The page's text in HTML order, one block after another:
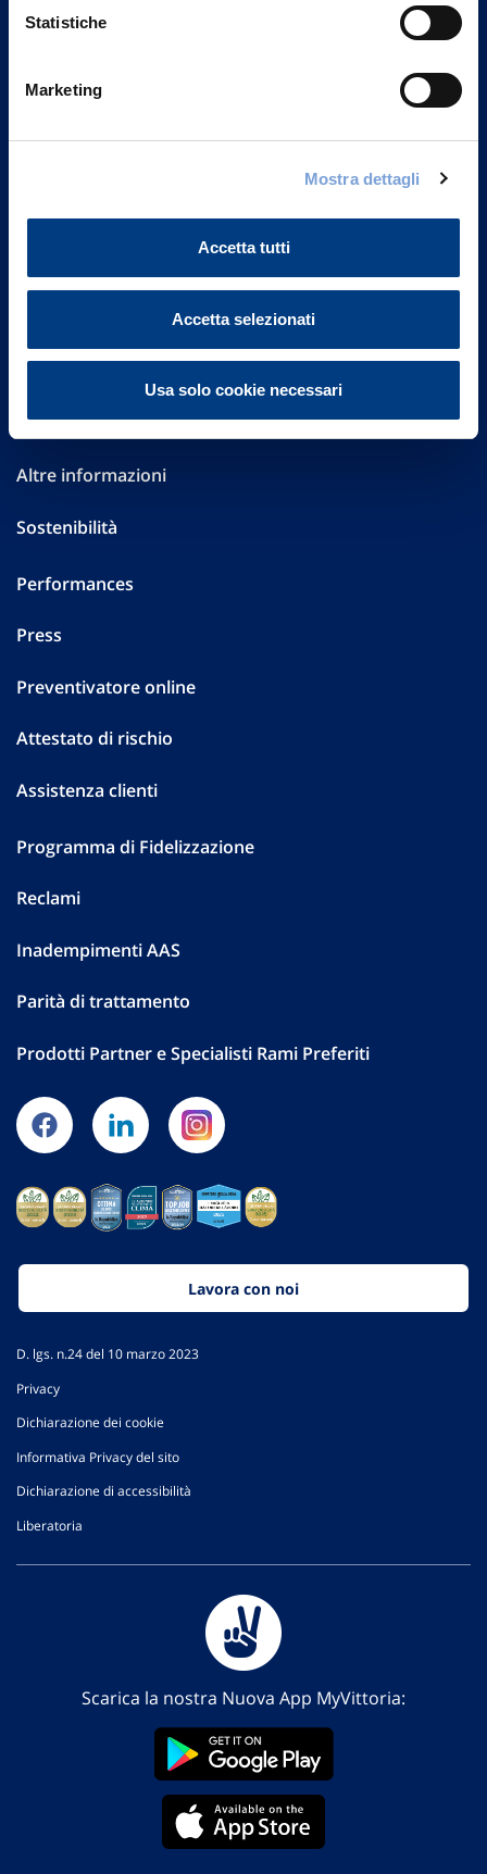
Statistiche
Marketing
Mostra dettagli
Accetta tutti
Accetta selezionati
Usa solo cookie necessari
Via Ignazio Gardella, 2
Investor Relations
Altre informazioni
Sostenibilità
Performances
Press
Preventivatore online
Attestato di rischio
Assistenza clienti
Programma di Fidelizzazione
Reclami
Inadempimenti AAS
Parità di trattamento
Prodotti Partner e Specialisti Rami Preferiti
Lavora con noi
D. lgs. n.24 del 10 marzo 2023
Privacy
Dichiarazione dei cookie
Informativa Privacy del sito
Dichiarazione di accessibilità
Liberatoria
Scarica la nostra Nuova App MyVittoria: